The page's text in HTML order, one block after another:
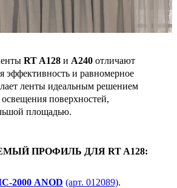
RT A128 и A240 отличают
эффективность и равномерное
ленты идеальным решением
поверхностей,
площадью.
ПРОФИЛЬ ДЛЯ RT A128:
2000 ANOD (арт. 012089).